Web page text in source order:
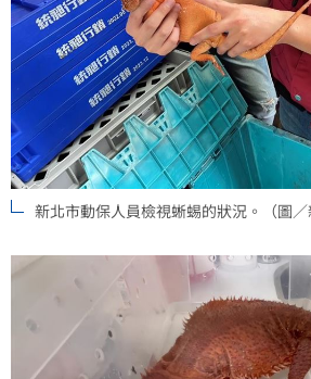
新北市動保人員檢視蜥蜴的狀況。（圖／